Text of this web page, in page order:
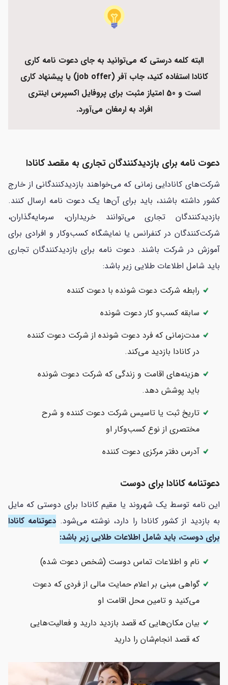
البته کلمه درستی که می‌توانید به جای دعوت نامه کاری
کانادا استفاده کنید، جاب آفر (job offer) یا پیشنهاد کاری
است و 50 امتیاز مثبت برای پروفایل اکسپرس اینتری
افراد به ارمغان می‌آورد.
دعوت نامه برای بازدیدکنندگان تجاری به مقصد کانادا
شرکت‌های کانادایی زمانی که می‌خواهند بازدیدکنندگانی از خارج
کشور داشته باشند، باید برای آن‌ها یک دعوت نامه ارسال کنند.
بازدیدکنندگان تجاری می‌توانند خریداران، سرمایه‌گذاران،
شرکت‌کنندگان در کنفرانس یا نمایشگاه کسب‌وکار و افرادی برای
آموزش در شرکت باشند. دعوت نامه برای بازدیدکنندگان تجاری
باید شامل اطلاعات طلایی زیر باشد:
رابطه شرکت دعوت شونده با دعوت کننده
سابقه کسب‌و کار دعوت شونده
مدت‌زمانی که فرد دعوت شونده از شرکت دعوت کننده
در کانادا بازدید می‌کند.
هزینه‌های اقامت و زندگی که شرکت دعوت شونده
باید پوشش دهد.
تاریخ ثبت یا تاسیس شرکت دعوت کننده و شرح
مختصری از نوع کسب‌وکار او
آدرس دفتر مرکزی دعوت کننده
دعوتنامه کانادا برای دوست
این نامه توسط یک شهروند یا مقیم کانادا برای دوستی که مایل
به بازدید از کشور کانادا را دارد، نوشته می‌شود. دعوتنامه کانادا
برای دوست، باید شامل اطلاعات طلایی زیر باشد:
نام و اطلاعات تماس دوست (شخص دعوت شده)
گواهی مبنی بر اعلام حمایت مالی از فردی که دعوت
می‌کنید و تامین محل اقامت او
بیان مکان‌هایی که قصد بازدید دارید و فعالیت‌هایی
که قصد انجام‌شان را دارید